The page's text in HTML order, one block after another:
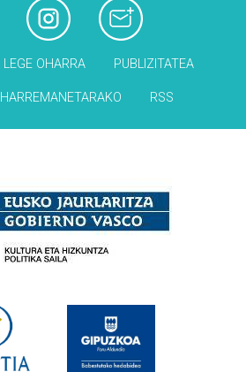
LEGE OHARRA PUBLIZITATEA
HARREMANETARAKO RSS